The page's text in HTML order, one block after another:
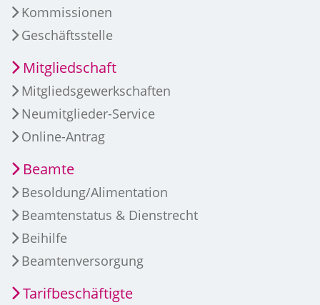
Kommissionen
Geschäftsstelle
Mitgliedschaft
Mitgliedsgewerkschaften
Neumitglieder-Service
Online-Antrag
Beamte
Besoldung/Alimentation
Beamtenstatus & Dienstrecht
Beihilfe
Beamtenversorgung
Tarifbeschäftigte